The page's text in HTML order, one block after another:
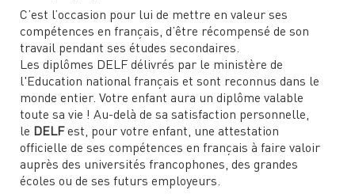
C’est l’occasion pour lui de mettre en valeur ses
compétences en français, d’être récompensé de son
travail pendant ses études secondaires.
Les diplômes DELF délivrés par le ministère de
l'Education national français et sont reconnus dans le
monde entier. Votre enfant aura un diplôme valable
toute sa vie ! Au-delà de sa satisfaction personnelle,
le DELFest, pour votre enfant, une attestation
officielle de ses compétences en français à faire valoir
auprès des universités francophones, des grandes
écoles ou de ses futurs employeurs.